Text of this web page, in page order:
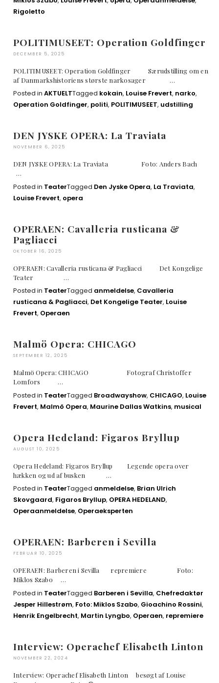
Rigoletto
POLITIMUSEET: Operation Goldfinger
DECEMBER 5, 2025
POLITIMUSEET: Operation Goldfinger Særudstilling om en
af Danmarkshistoriens største narkosager …
Posted in AKTUELTTagged kokain, Louise Frevert, narko,
Operation Goldfinger, politi, POLITIMUSEET, udstilling
DEN JYSKE OPERA: La Traviata
NOVEMBER 6, 2025
DEN JYSKE OPERA: La Traviata Foto: Anders Bach
…
Posted in TeaterTagged Den Jyske Opera, La Traviata,
Louise Frevert, opera
OPERAEN: Cavalleria rusticana &
Pagliacci
OKTOBER 16, 2025
OPERAEN: Cavalleria rusticana & Pagliacci Det Kongelige
Teater …
Posted in TeaterTagged anmeldelse, Cavalleria
rusticana & Pagliacci, Det Kongelige Teater, Louise
Frevert, Operaen
Malmö Opera: CHICAGO
SEPTEMBER 12, 2025
Malmö Opera: CHICAGO Fotograf Christoffer
Lomfors …
Posted in TeaterTagged Broadwayshow, CHICAGO, Louise
Frevert, Malmö Opera, Maurine Dallas Watkins, musical
Opera Hedeland: Figaros Bryllup
AUGUST 10, 2025
Opera Hedeland: Figaros Bryllup Legende opera over
hækken og ud af busken …
Posted in TeaterTagged anmeldelse, Brian Ulrich
Skovgaard, Figaros Bryllup, OPERA HEDELAND,
Operaanmeldelse, Operaeksperten
OPERAEN: Barberen i Sevilla
FEBRUAR 10, 2025
OPERAEN: Barberen i Sevilla repremiere Foto:
Miklos Szabo …
Posted in TeaterTagged Barberen i Sevilla, Chefredaktør
Jesper Hillestrøm, Foto: Miklos Szabo, Gioachino Rossini,
Henrik Engelbrecht, Martin Lyngbo, Operaen, repremiere
Interview: Operachef Elisabeth Linton
NOVEMBER 22, 2024
Interview: Operachef Elisabeth Linton besøgt af Louise